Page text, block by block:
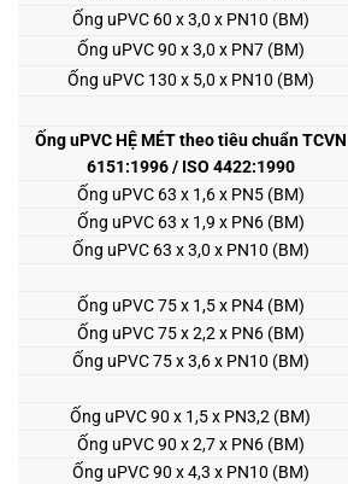
Ống uPVC 60 x 3,0 x PN10 (BM)
Ống uPVC 90 x 3,0 x PN7 (BM)
Ống uPVC 130 x 5,0 x PN10 (BM)
Ống uPVC HỆ MÉT theo tiêu chuẩn TCVN
6151:1996 / ISO 4422:1990
Ống uPVC 63 x 1,6 x PN5 (BM)
Ống uPVC 63 x 1,9 x PN6 (BM)
Ống uPVC 63 x 3,0 x PN10 (BM)
Ống uPVC 75 x 1,5 x PN4 (BM)
Ống uPVC 75 x 2,2 x PN6 (BM)
Ống uPVC 75 x 3,6 x PN10 (BM)
Ống uPVC 90 x 1,5 x PN3,2 (BM)
Ống uPVC 90 x 2,7 x PN6 (BM)
Ống uPVC 90 x 4,3 x PN10 (BM)